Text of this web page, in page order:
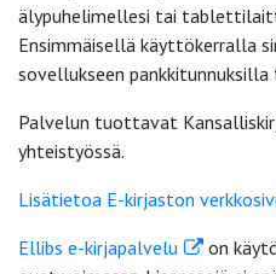
älypuhelimellesi tai
Ensimmäisellä käyttökerralla
sovellukseen
Palvelun tuottavat
yhteistyössä.
Lisätietoa E-kirjaston
Ellibs e-kirjapalvelu
on